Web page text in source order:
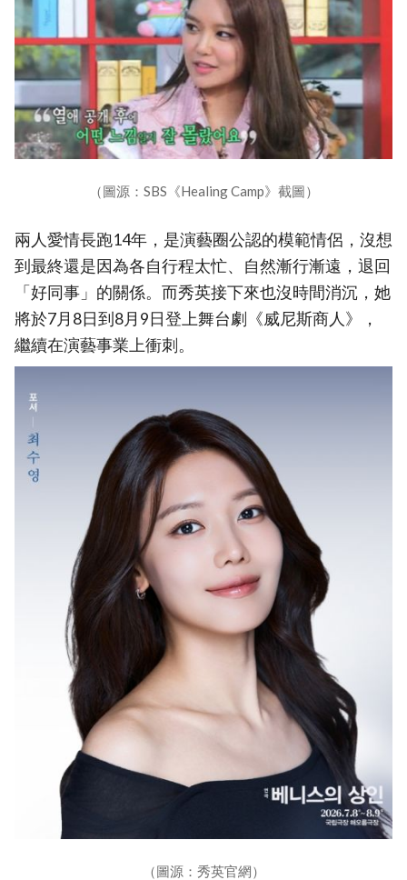
（圖源：SBS《Healing Camp》截圖）
兩人愛情長跑14年，是演藝圈公認的模範情侶，沒想
到最終還是因為各自行程太忙、自然漸行漸遠，退回
「好同事」的關係。而秀英接下來也沒時間消沉，她
將於7月8日到8月9日登上舞台劇《威尼斯商人》，
繼續在演藝事業上衝刺。
（圖源：秀英官網）